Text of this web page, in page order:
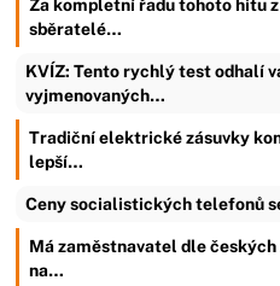
Za kompletní řadu tohoto hitu
sběratelé…
KVÍZ: Tento rychlý test odhalí
vyjmenovaných…
Tradiční elektrické zásuvky
lepší…
Ceny socialistických telefonů
Má zaměstnavatel dle
na…